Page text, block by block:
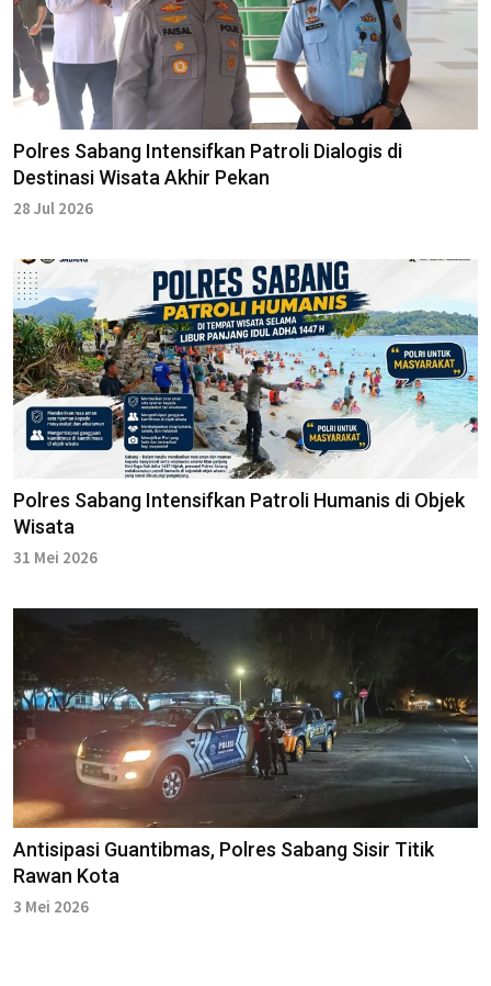
Polres Sabang Intensifkan Patroli Dialogis di
Destinasi Wisata Akhir Pekan
28 Jul 2026
Polres Sabang Intensifkan Patroli Humanis di Objek
Wisata
31 Mei 2026
Antisipasi Guantibmas, Polres Sabang Sisir Titik
Rawan Kota
3 Mei 2026